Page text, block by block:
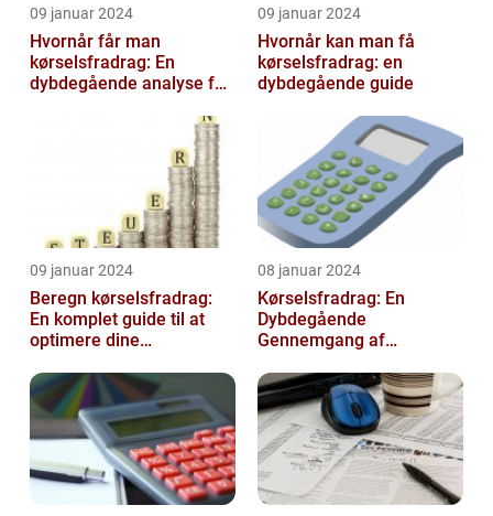
09 januar 2024
Hvornår får man
kørselsfradrag: En
dybdegående analyse for
09 januar 2024
Hvornår kan man få
kørselsfradrag: en
dybdegående guide
09 januar 2024
Beregn kørselsfradrag:
En komplet guide til at
optimere dine
08 januar 2024
Kørselsfradrag: En
Dybdegående
Gennemgang af
Historiske Udvikling